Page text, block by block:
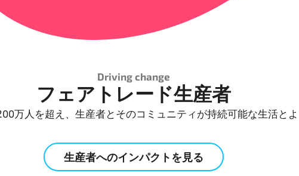
Driving change
フェアトレード生産者
万人を超え、生産者とそのコミュニティが持続可能な生活と
生産者へのインパクトを見る